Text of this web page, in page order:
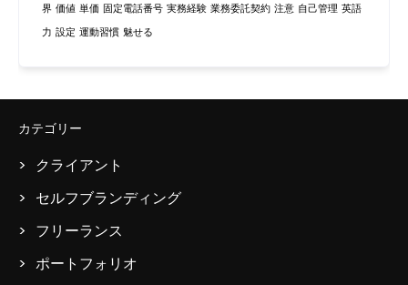
界 価値 単価 固定電話番号 実務経験 業務委託契約 注意 自己管理 英語
力 設定 運動習慣 魅せる
カテゴリー
クライアント
セルフブランディング
フリーランス
ポートフォリオ